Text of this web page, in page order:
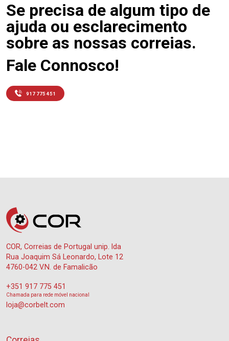
Se precisa de algum tipo de
ajuda ou esclarecimento
sobre as nossas correias.
Fale Connosco!
917 775 451
COR, Correias de Portugal unip. lda
Rua Joaquim Sá Leonardo, Lote 12
4760-042 V.N. de Famalicão
+351 917 775 451
Chamada para rede móvel nacional
loja@corbelt.com